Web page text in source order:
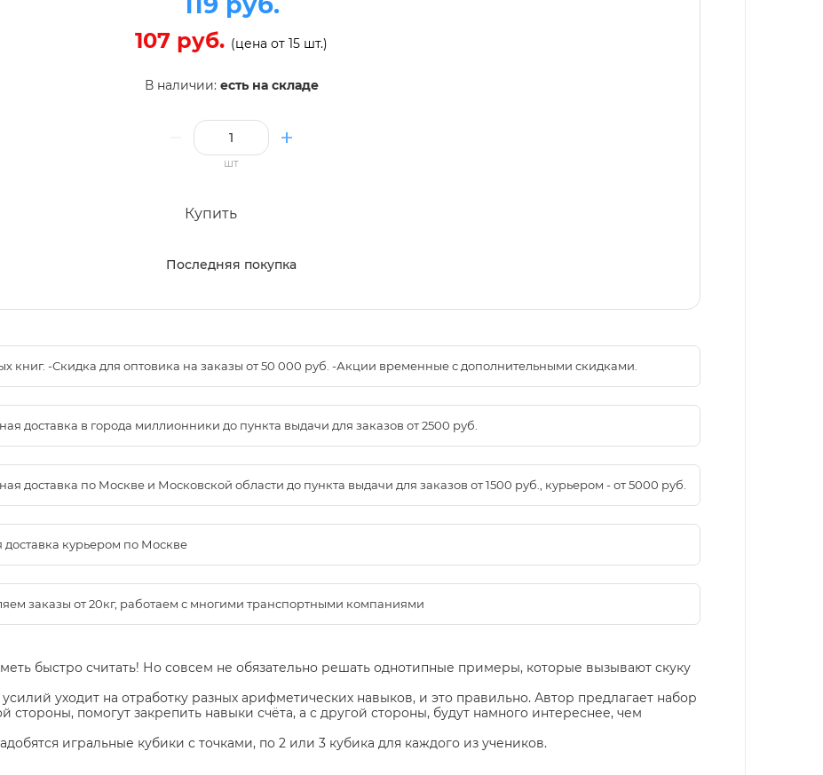
107 руб. (цена от 15 шт.)
В наличии: есть на складе
шт
Купить
Последняя покупка
книг. -Скидка для оптовика на заказы от 50 000 руб. -Акции временные с дополнительными скидками.
доставка в города миллионники до пункта выдачи для заказов от 2500 руб.
доставка по Москве и Московской области до пункта выдачи для заказов от 1500 руб., курьером - от 5000 руб.
курьером по Москве
заказы от 20кг, работаем с многими транспортными компаниями
быстро считать! Но совсем не обязательно решать однотипные примеры, которые вызывают скуку
уходит на отработку разных арифметических навыков, и это правильно. Автор предлагает набор
стороны, помогут закрепить навыки счёта, а с другой стороны, будут намного интереснее, чем
игральные кубики с точками, по 2 или 3 кубика для каждого из учеников.